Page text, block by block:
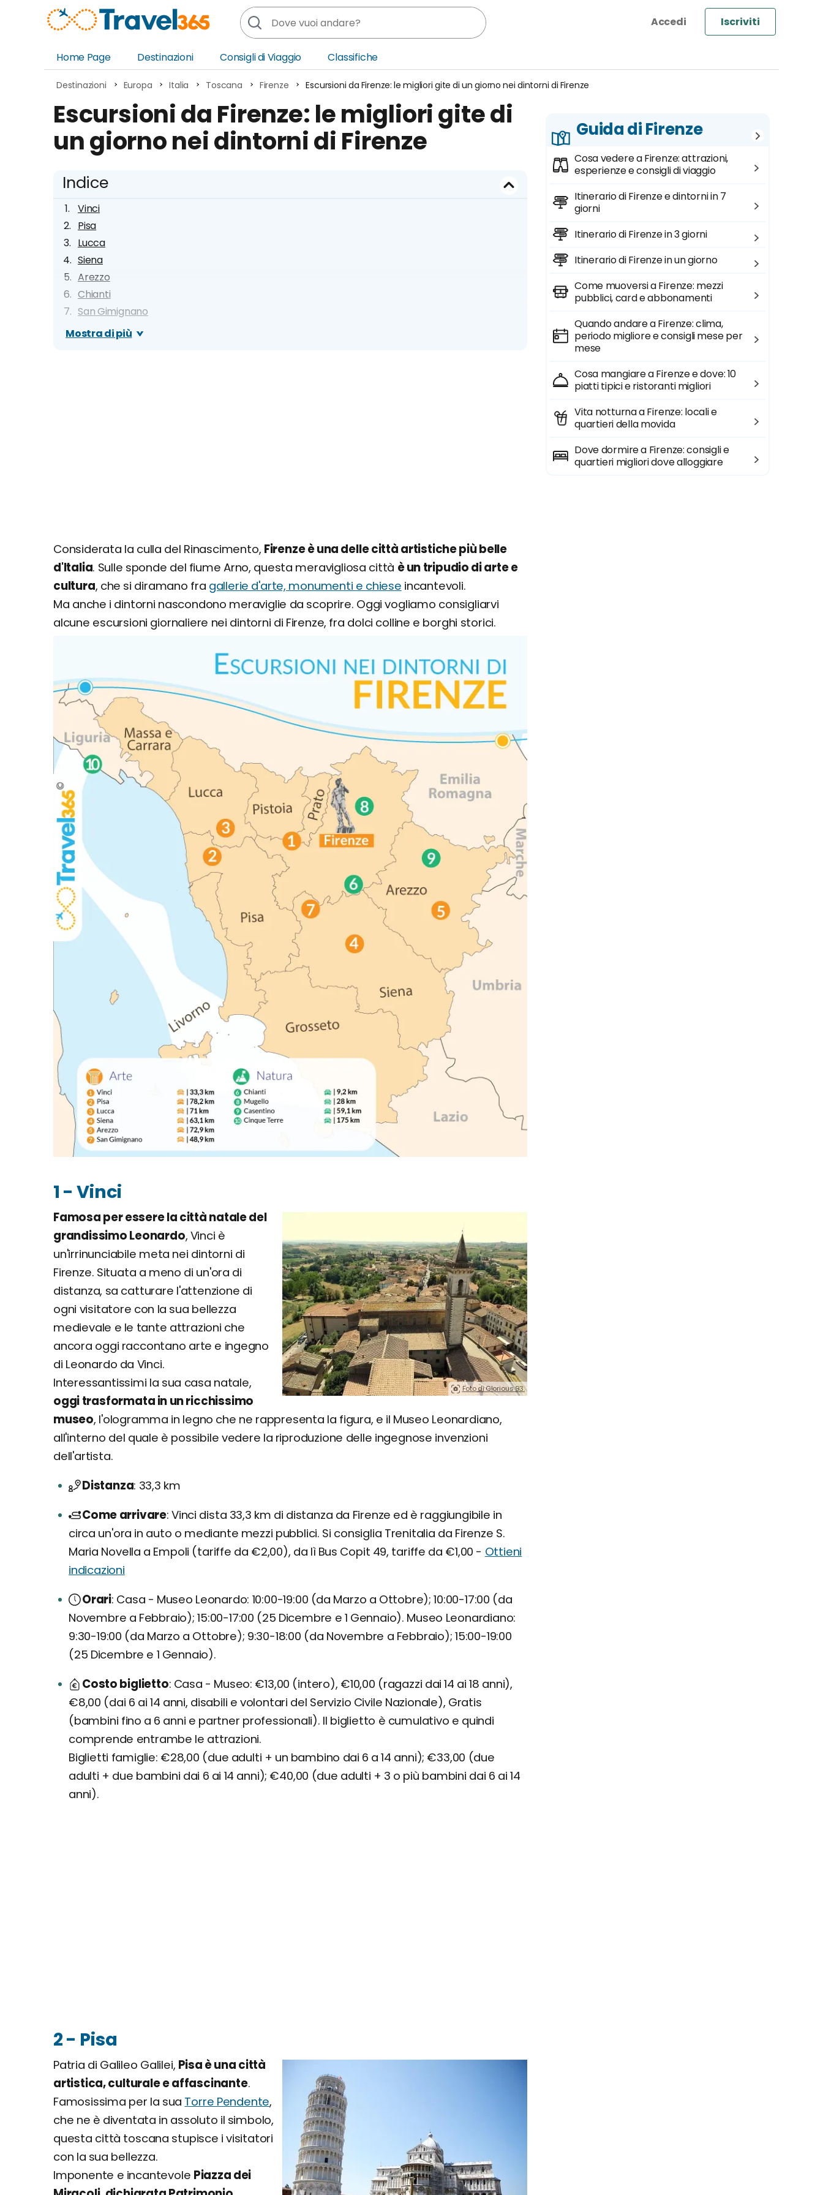
Iscriviti
Home Page
Destinazioni
Asia
Europa
Nord America
America Centrale
Sud America
Medio Oriente
Consigli di Viaggio Classifiche
Destinazioni Europa Italia Toscana Firenze Escursioni da Firenze: le migliori gite di un giorno nei dintorni di Firenze
Escursioni da Firenze: le migliori gite di
un giorno nei dintorni di Firenze
Indice
Vinci
Pisa
Lucca
Siena
Arezzo
Chianti
San Gimignano
Mugello
Mostra di più
Considerata la culla del Rinascimento, Firenze è una delle città artistiche più belle
d'Italia. Sulle sponde del fiume Arno, questa meravigliosa città è un tripudio di arte e
cultura, che si diramano fra gallerie d'arte, monumenti e chiese incantevoli.
Ma anche i dintorni nascondono meraviglie da scoprire. Oggi vogliamo consigliarvi
alcune escursioni giornaliere nei dintorni di Firenze, fra dolci colline e borghi storici.
1 - Vinci
Foto di Glorious 93.
Famosa per essere la città natale del
grandissimo Leonardo, Vinci è
un'irrinunciabile meta nei dintorni di
Firenze. Situata a meno di un'ora di
distanza, sa catturare l'attenzione di
ogni visitatore con la sua bellezza
medievale e le tante attrazioni che
ancora oggi raccontano arte e ingegno
di Leonardo da Vinci.
Interessantissimi la sua casa natale,
oggi trasformata in un ricchissimo
museo, l'ologramma in legno che ne rappresenta la figura, e il Museo Leonardiano,
all'interno del quale è possibile vedere la riproduzione delle ingegnose invenzioni
dell'artista.
Distanza 33,3 km
Come arrivare Vinci dista 33,3 km di distanza da Firenze ed è raggiungibile in
circa un'ora in auto o mediante mezzi pubblici. Si consiglia Trenitalia da Firenze S.
Maria Novella a Empoli (tariffe da €2,00), da lì Bus Copit 49, tariffe da €1,00 - Ottieni
indicazioni
Orari Casa - Museo Leonardo: 10:00-19:00 (da Marzo a Ottobre); 10:00-17:00 (da
Novembre a Febbraio); 15:00-17:00 (25 Dicembre e 1 Gennaio). Museo Leonardiano:
9:30-19:00 (da Marzo a Ottobre); 9:30-18:00 (da Novembre a Febbraio); 15:00-19:00
(25 Dicembre e 1 Gennaio).
Costo biglietto Casa - Museo: €13,00 (intero), €10,00 (ragazzi dai 14 ai 18 anni),
€8,00 (dai 6 ai 14 anni, disabili e volontari del Servizio Civile Nazionale), Gratis
(bambini fino a 6 anni e partner professionali). Il biglietto è cumulativo e quindi
comprende entrambe le attrazioni.
Biglietti famiglie: €28,00 (due adulti + un bambino dai 6 a 14 anni); €33,00 (due
adulti + due bambini dai 6 ai 14 anni); €40,00 (due adulti + 3 o più bambini dai 6 ai 14
anni).
2 - Pisa
Patria di Galileo Galilei, Pisa è una città
artistica, culturale e affascinante.
Famosissima per la sua Torre Pendente,
che ne è diventata in assoluto il simbolo,
questa città toscana stupisce i visitatori
con la sua bellezza.
Imponente e incantevole Piazza dei
Guida di Firenze
Cosa vedere a Firenze: attrazioni,
esperienze e consigli di viaggio
Itinerario di Firenze e dintorni in 7
giorni
Itinerario di Firenze in 3 giorni
Itinerario di Firenze in un giorno
Come muoversi a Firenze: mezzi
pubblici, card e abbonamenti
Quando andare a Firenze: clima,
periodo migliore e consigli mese per
mese
Cosa mangiare a Firenze e dove: 10
piatti tipici e ristoranti migliori
Vita notturna a Firenze: locali e
quartieri della movida
Dove dormire a Firenze: consigli e
quartieri migliori dove alloggiare